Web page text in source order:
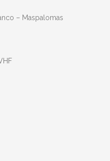
– Maspalomas